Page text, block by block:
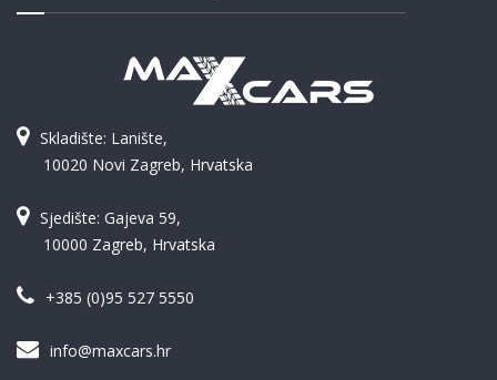
Skladište: Lanište,
10020 Novi Zagreb, Hrvatska
Sjedište: Gajeva 59,
10000 Zagreb, Hrvatska
+385 (0)95 527 5550
info@maxcars.hr